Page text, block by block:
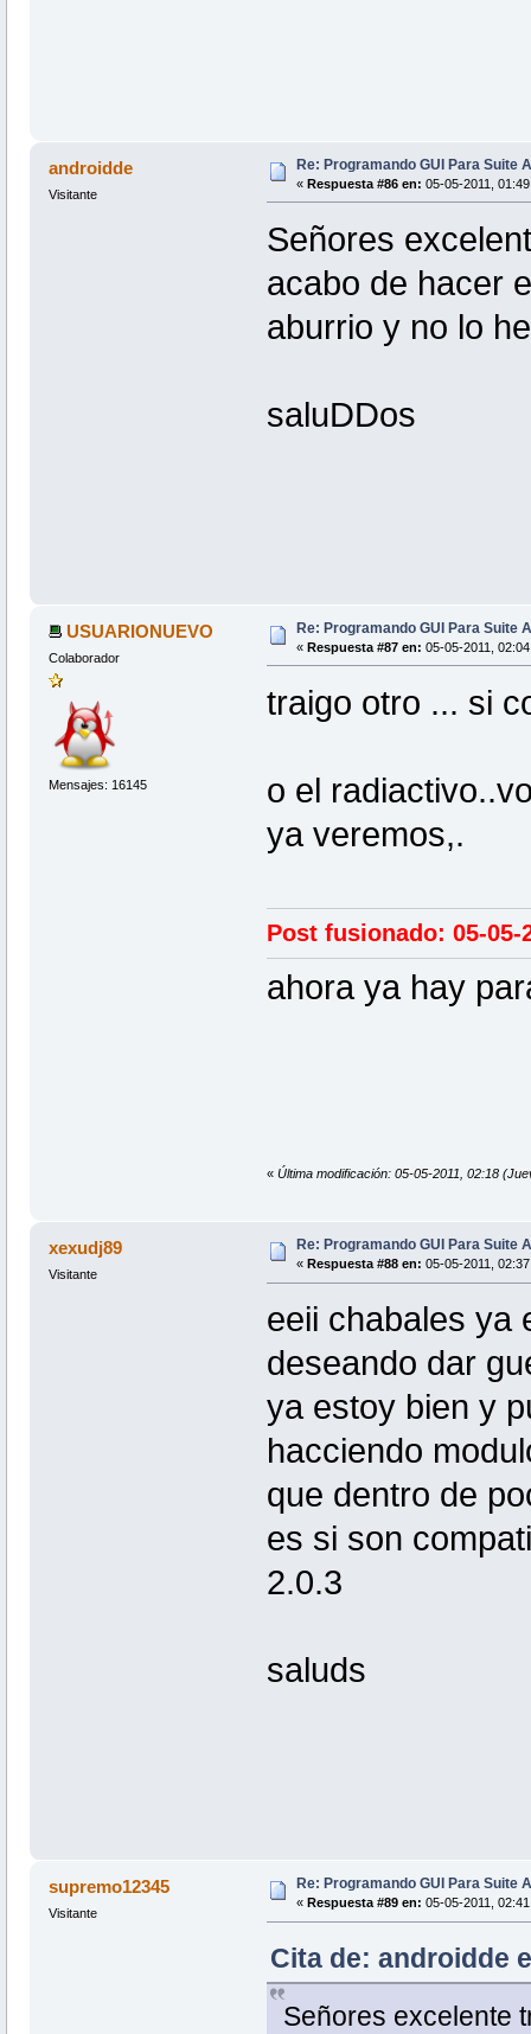
androidde
Visitante
Re: Programando GUI Para Suite
« Respuesta #86 en: 05-05-2011,
Señores
acabo de hacer
aburrio y no lo
saluDDos
USUARIONUEVO
Colaborador
Mensajes: 16145
Re: Programando GUI Para Suite
« Respuesta #87 en: 05-05-2011,
traigo otro ... si
o el
ya veremos,.
Post fusionado: 05-05-
ahora ya hay
« Última modificación: 05-05-2011, 02:18
xexudj89
Visitante
Re: Programando GUI Para Suite
« Respuesta #88 en: 05-05-2011,
eeii chabales ya
deseando dar
ya estoy bien y
hacciendo
que dentro de
es si son
2.0.3
saluds
supremo12345
Visitante
Re: Programando GUI Para Suite
« Respuesta #89 en: 05-05-2011,
Cita de: androidde
Señores excelente